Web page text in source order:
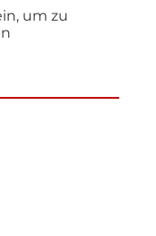
um zu